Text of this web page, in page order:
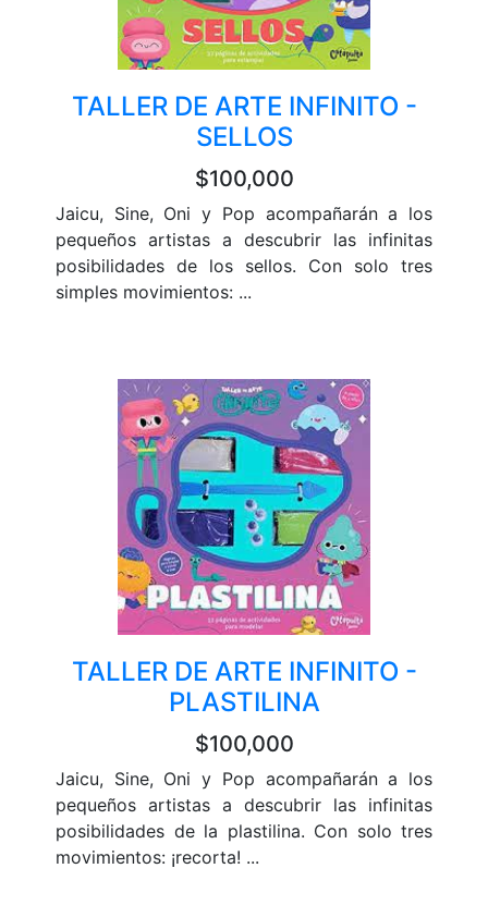
TALLER DE ARTE INFINITO -
SELLOS
$100,000
Jaicu, Sine, Oni y Pop acompañarán a los
pequeños artistas a descubrir las infinitas
posibilidades de los sellos. Con solo tres
simples movimientos: ...
TALLER DE ARTE INFINITO -
PLASTILINA
$100,000
Jaicu, Sine, Oni y Pop acompañarán a los
pequeños artistas a descubrir las infinitas
posibilidades de la plastilina. Con solo tres
movimientos: ¡recorta! ...